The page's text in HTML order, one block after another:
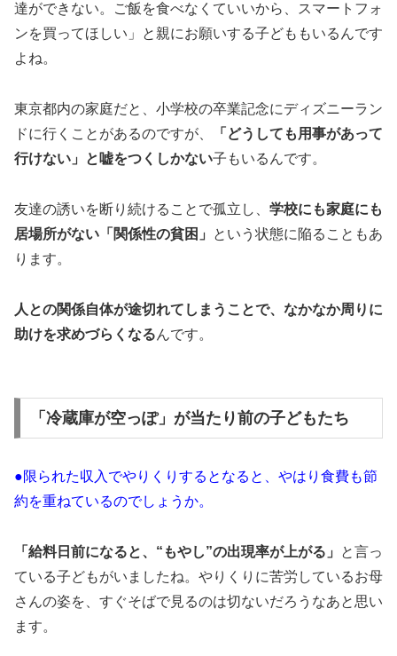
達ができない。ご飯を食べなくていいから、スマートフォ
ンを買ってほしい」と親にお願いする子どももいるんです
よね。
東京都内の家庭だと、小学校の卒業記念にディズニーラン
ドに行くことがあるのですが、
「どうしても用事があって
行けない」と嘘をつくしかない子もいるんです。
友達の誘いを断り続けることで孤立し、 学校にも家庭にも
居場所がない「関係性の貧困」
という状態に陥ることもあ
ります。
人との関係自体が途切れてしまうことで、なかなか周りに
助けを求めづらくなるんです。
「冷蔵庫が空っぽ」が当たり前の子どもたち
●限られた収入でやりくりするとなると、やはり食費も節
約を重ねているのでしょうか。
「給料日前になると、“もやし”の出現率が上がる」
と言っ
ている子どもがいましたね。やりくりに苦労しているお母
さんの姿を、すぐそばで見るのは切ないだろうなあと思い
ます。